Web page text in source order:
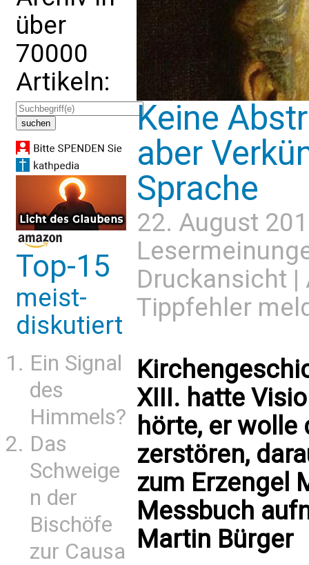
über
70000
Artikeln:
Top-15
meist-
diskutiert
Ein Signal
des
Himmels?
Das
Schweige
n der
Bischöfe
zur Causa
Keine
aber
Sprache
22. August
Druckansicht |
Tippfehler
XIII. hatte
hörte, er wolle
zerstören,
zum Erzengel
Messbuch
Martin Bürger